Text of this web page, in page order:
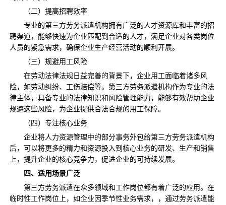
（二）提高招聘效率
专业的第三方劳务派遣机构拥有广泛的人才资源库和丰富的招
聘渠道，能够快速为企业匹配到合适的人才，满足企业对各类岗位
人员的紧急需求，确保企业生产经营活动的顺利开展。
（三）规避用工风险
在劳动法律法规日益完善的背景下，企业用工面临着诸多风
险，如劳动纠纷、工伤赔偿等。第三方劳务派遣机构作为专业的法
律主体，具备专业的法律知识和风险管理能力，能够有效帮助企业
规避这些风险，为企业提供合法合规的用工保障。
（四）专注核心业务
企业将人力资源管理中的部分事务外包给第三方劳务派遣机构
后，可以将更多的精力和资源投入到核心业务的研发、生产和销售
上，提升企业的核心竞争力，促进企业的可持续发展。
四、适用场景广泛
第三方劳务派遣在众多领域和工作岗位都有着广泛的应用。在
临时性工作岗位上，如企业因季节性业务需求，，通过劳务派遣能